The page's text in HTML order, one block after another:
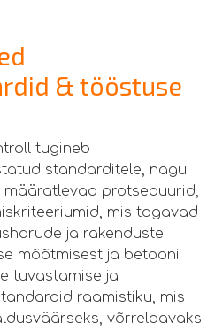
& tööstuse
tugineb
standarditele, nagu
määratlevad protseduurid,
mis tagavad
ja rakenduste
mõõtmisest ja betooni
tuvastamise ja
raamistiku, mis
võrreldavaks